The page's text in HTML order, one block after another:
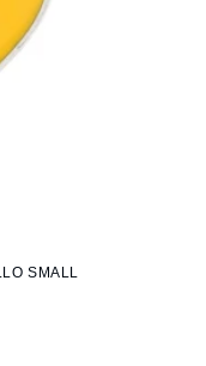
SMALL